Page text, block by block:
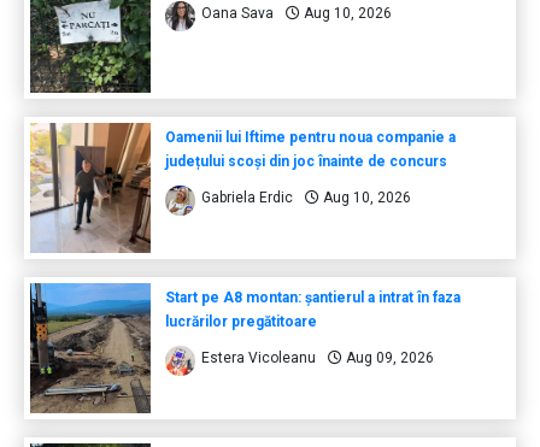
Oana Sava Aug 10, 2026
Oamenii lui Iftime pentru noua companie a
județului scoși din joc înainte de concurs
Gabriela Erdic Aug 10, 2026
Start pe A8 montan: șantierul a intrat în faza
lucrărilor pregătitoare
Estera Vicoleanu Aug 09, 2026